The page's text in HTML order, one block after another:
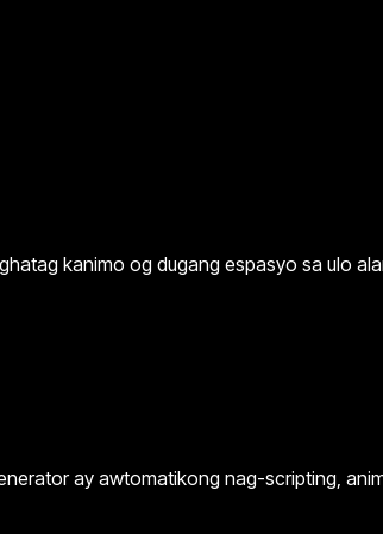
kanimo og dugang espasyo sa ulo
ay awtomatikong nag-scripting,